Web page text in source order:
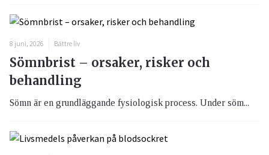
8 juni, 2026 Bättre liv
Sömnbrist – orsaker, risker och
behandling
Sömn är en grundläggande fysiologisk process. Under söm...